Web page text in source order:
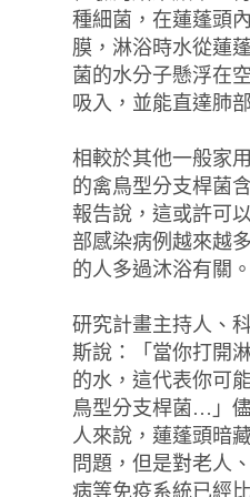
種細菌，在蓮蓬頭
膜，淋浴時水從蓮
菌的水分子懸浮在
吸入，並能直達肺
相較於其他一般家
的禽鳥型分支桿菌
報告說，這或許可
部感染病例越來越
的人多過沐浴有關。
研究計畫主持人、
斯說：「當你打開
的水，這代表你可
鳥型分支桿菌…」
人來說，蓮蓬頭暗
問題，但是對老人
病等免疫系統已經